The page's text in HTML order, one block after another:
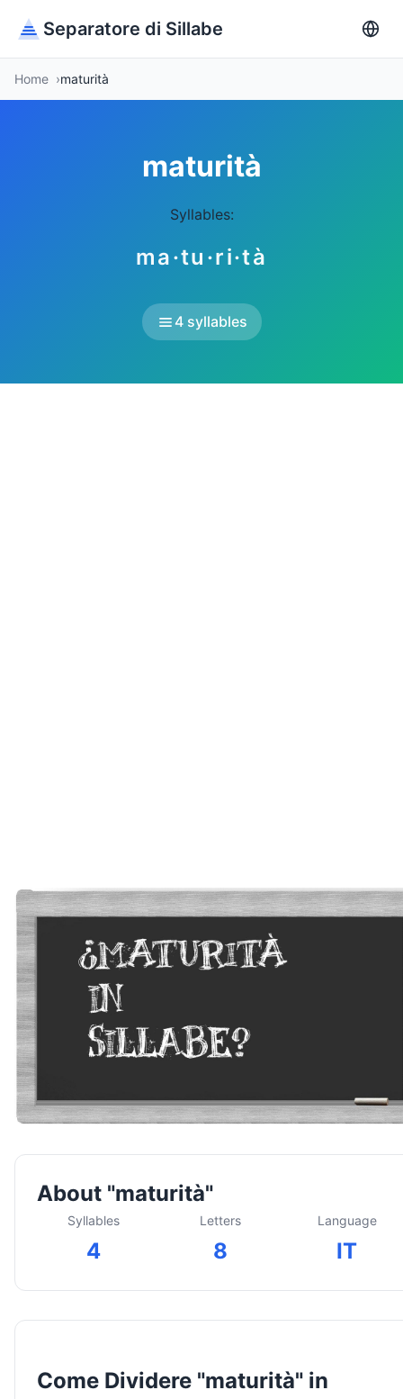
Separatore di Sillabe
Home maturità
maturità
Syllables:
ma·tu·ri·tà
4 syllables
About "maturità"
Syllables
4
Letters
8
Language
IT
Come Dividere "maturità" in